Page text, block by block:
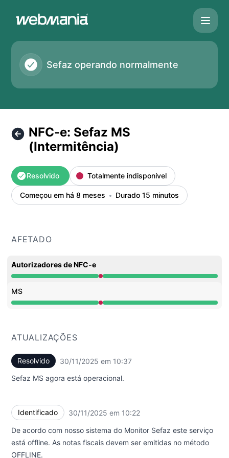
Monitor Sefaz em tempo real - Webmania® - NFC-e:
Sefaz operando normalmente
NFC-e: Sefaz MS
(Intermitência)
Resolvido Totalmente indisponível
Começou em há 8 meses Durado 15 minutos
AFETADO
Autorizadores de NFC-e
Totalmente indisponível undefined 10:22 AM para 10:37
MS
Totalmente indisponível undefined 10:22 AM para 10:37
ATUALIZAÇÕES
Resolvido 30/11/2025 em 10:37
Sefaz MS agora está operacional.
Identificado 30/11/2025 em 10:22
De acordo com nosso sistema do Monitor Sefaz este serviço
está offline. As notas fiscais devem ser emitidas no método
OFFLINE.